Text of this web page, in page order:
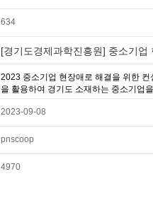
634
[경기도경제과학진흥원] 중소기업
2023 중소기업 현장애로 해결을 위한
을 활용하여 경기도 소재하는 중소기업
2023-09-08
pnscoop
4970